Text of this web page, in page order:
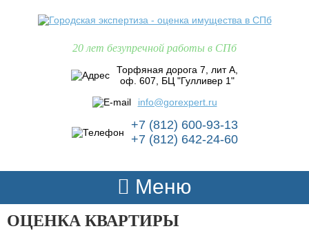
20 лет безупречной работы в СПб
Торфяная дорога 7, лит А,
оф. 607, БЦ "Гулливер 1"
info@gorexpert.ru
+7 (812) 600-93-13
+7 (812) 642-24-60
Меню
ОЦЕНКА КВАРТИРЫ